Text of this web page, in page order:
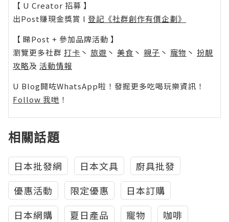
【 U Creator 招募 】
出Post賺現金獎賞 l 登記《社群創作有價企劃》
【 睇Post + 參加品牌活動 】
瀏覽更多社群 打卡 丶 旅遊 丶 美食 丶 親子 丶 寵物 丶 扮靚
攻略及 活動情報
U Blog開咗WhatsApp啦！發掘更多吃喝玩樂資訊！
Follow 我哋 ！
相關話題
日本批發網 日本文具
廚具批發
優惠活動
限定優惠
日本訂購
日本網購
夏日產品 寵物 咖啡